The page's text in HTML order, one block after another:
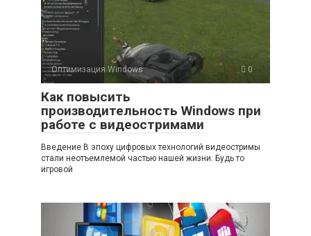
Оптимизация Windows 0
Как повысить
производительность Windows при
работе с видеостримами
Введение В эпоху цифровых технологий видеостримы
стали неотъемлемой частью нашей жизни. Будь то
игровой